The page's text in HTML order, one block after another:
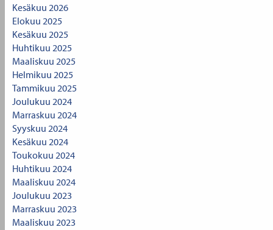
Kesäkuu 2026
Elokuu 2025
Kesäkuu 2025
Huhtikuu 2025
Maaliskuu 2025
Helmikuu 2025
Tammikuu 2025
Joulukuu 2024
Marraskuu 2024
Syyskuu 2024
Kesäkuu 2024
Toukokuu 2024
Huhtikuu 2024
Maaliskuu 2024
Joulukuu 2023
Marraskuu 2023
Maaliskuu 2023